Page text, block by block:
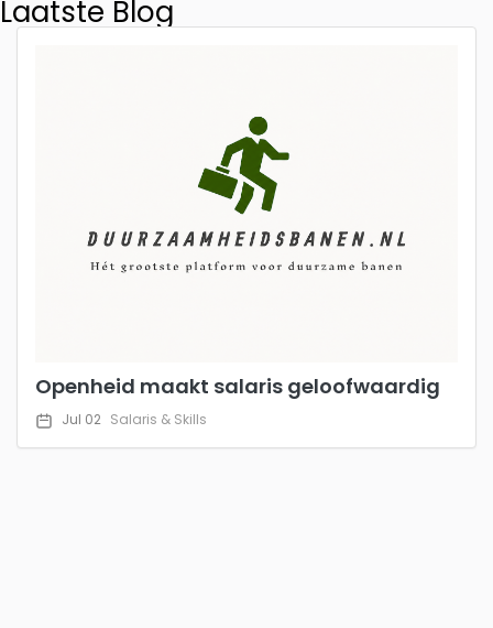
Laatste Blog
Openheid maakt salaris geloofwaardig
Jul 02 Salaris & Skills